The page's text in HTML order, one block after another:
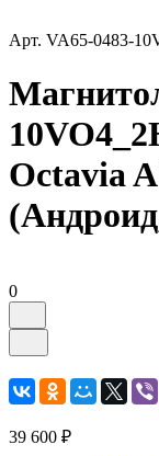
Арт. VA65-0483-
Octavia
0
39 600 ₽